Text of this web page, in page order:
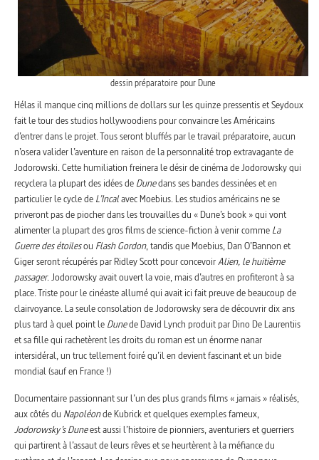
dessin préparatoire pour Dune
Hélas il manque cinq millions de dollars sur les quinze pressentis et Seydoux
fait le tour des studios hollywoodiens pour convaincre les Américains
d’entrer dans le projet. Tous seront bluffés par le travail préparatoire, aucun
n’osera valider l’aventure en raison de la personnalité trop extravagante de
Jodorowski. Cette humiliation freinera le désir de cinéma de Jodorowsky qui
recyclera la plupart des idées de Dunedans ses bandes dessinées et en
particulier le cycle de L’Incalavec Moebius. Les studios américains ne se
priveront pas de piocher dans les trouvailles du « Dune’s book » qui vont
alimenter la plupart des gros films de science-fiction à venir comme La
Guerre des étoilesou Flash Gordon, tandis que Moebius, Dan O’Bannon et
Giger seront récupérés par Ridley Scott pour concevoirAlien, le huitième
passager. Jodorowsky avait ouvert la voie, mais d’autres en profiteront à sa
place. Triste pour le cinéaste allumé qui avait ici fait preuve de beaucoup de
clairvoyance. La seule consolation de Jodorowsky sera de découvrir dix ans
plus tard à quel point le Dunede David Lynch produit par Dino De Laurentiis
et sa fille qui rachetèrent les droits du roman est un énorme nanar
intersidéral, un truc tellement foiré qu’il en devient fascinant et un bide
mondial (sauf en France !)
Documentaire passionnant sur l’un des plus grands films « jamais » réalisés,
aux côtés du Napoléonde Kubrick et quelques exemples fameux,
Jodorowsky’s Duneest aussi l’histoire de pionniers, aventuriers et guerriers
qui partirent à l’assaut de leurs rêves et se heurtèrent à la méfiance du